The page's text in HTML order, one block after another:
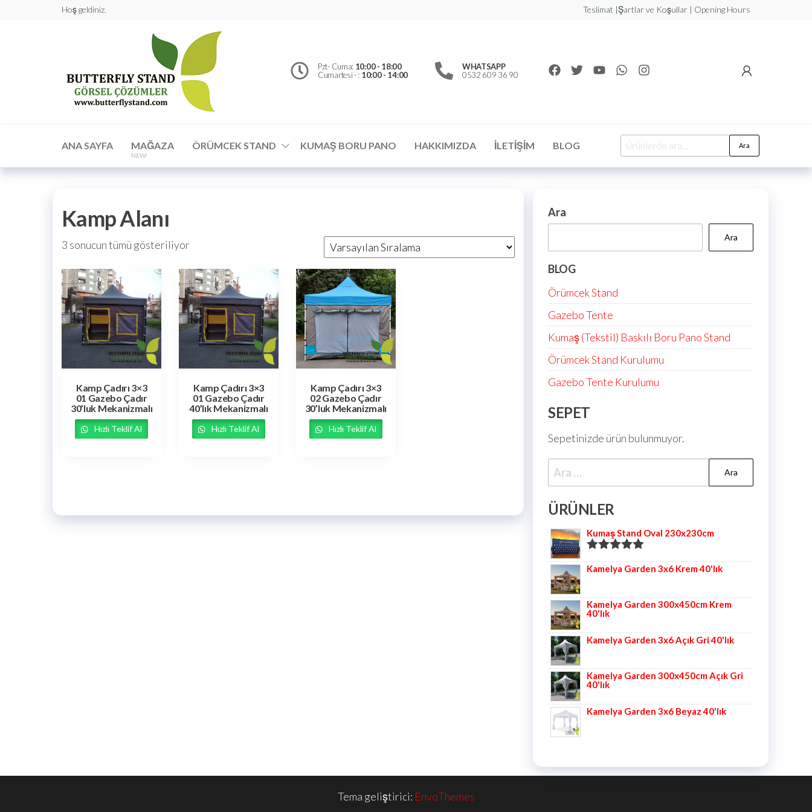
Hoş geldiniz. Teslimat |Şartlar ve Koşullar | Opening Hours
Çözümler
Pzt- Cuma: 10:00 - 18:00
Cumartesi - : 10:00 - 14:00
WHATSAPP
0532 609 36 90
ANA SAYFA MAĞAZA
NEW!
ÖRÜMCEK STAND KUMAŞ BORU PANO HAKKIMIZDA İLETIŞIM BLOG Ara
Kamp Alanı
3 sonucun tümü gösteriliyor
Kamp Çadırı 3×3
01 Gazebo Çadır
30’luk Mekanizmalı
Hızlı Teklif Al
Kamp Çadırı 3×3
01 Gazebo Çadır
40’lık Mekanizmalı
Hızlı Teklif Al
Kamp Çadırı 3×3
02 Gazebo Çadır
30’luk Mekanizmalı
Hızlı Teklif Al
Ara
Ara
BLOG
Örümcek Stand
Gazebo Tente
Kumaş (Tekstil) Baskılı Boru Pano Stand
Örümcek Stand Kurulumu
Gazebo Tente Kurulumu
SEPET
Sepetinizde ürün bulunmuyor.
ÜRÜNLER
Kumaş Stand Oval 230x230cm
5.00oy aldı
Kamelya Garden 3x6 Krem 40'lık
Kamelya Garden 300x450cm Krem
40'lık
Kamelya Garden 3x6 Açık Gri 40'lık
Kamelya Garden 300x450cm Açık Gri
40'lık
Kamelya Garden 3x6 Beyaz 40'lık
Tema geliştirici: EnvoThemes